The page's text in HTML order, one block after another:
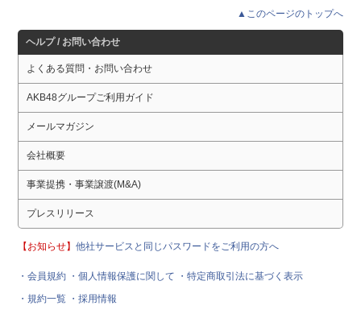
▲このページのトップへ
ヘルプ / お問い合わせ
よくある質問・お問い合わせ
AKB48グループご利用ガイド
メールマガジン
会社概要
事業提携・事業譲渡(M&A)
プレスリリース
【お知らせ】他社サービスと同じパスワードをご利用の方へ
・会員規約 ・個人情報保護に関して
・特定商取引法に基づく表示
・規約一覧 ・採用情報